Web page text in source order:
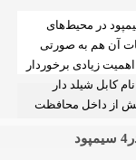
شیلددار طوسی 2.5در2 سیمپود در محیط‌های
آن‌ هم به صورتی
زیادی برخوردار
کابل شیلد دار
از داخل محافظت